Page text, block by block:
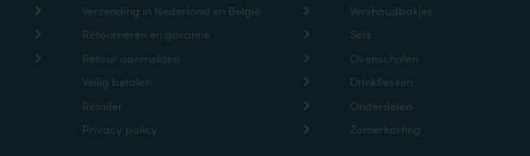
Verzending in Nederland en België
Retourneren en garantie
Retour aanmelden
Veilig betalen
Retailer
Privacy policy
Vershoudbakjes
Sets
Ovenschalen
Drinkflessen
Onderdelen
Zomerkorting